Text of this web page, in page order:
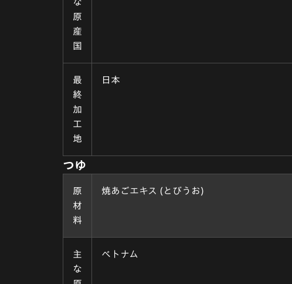
原
産
国
最
終
加
工
地
日本
つゆ
原
材
料
焼あごエキス (とびうお)
主
な
ベトナム